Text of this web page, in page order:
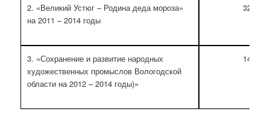
2. «Великий Устюг – Родина деда мороза»
на 2011 – 2014 годы
32 220
3. «Сохранение и развитие народных
художественных промыслов Вологодской
области на 2012 – 2014 годы)»
14 963